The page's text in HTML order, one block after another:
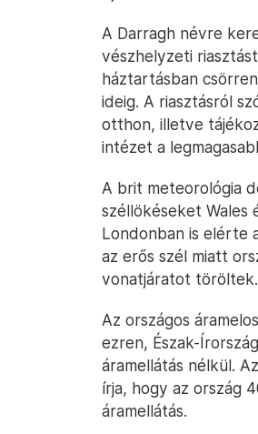
A Darragh névre
vészhelyzeti
háztartásban
ideig. A riasztásról
otthon, illetve
intézet a
A brit meteorológia
széllökéseket
Londonban is elérte
az erős szél miatt
vonatjáratot töröltek.
Az országos
ezren, Észak-
áramellátás nélkül.
írja, hogy az ország
áramellátás.